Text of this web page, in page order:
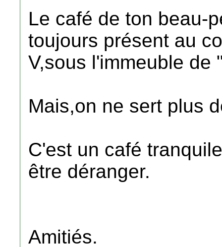
Le café de ton beau-
toujours présent au
V,sous l'immeuble de
Mais,on ne sert plus
C'est un café
être déranger.
Amitiés.